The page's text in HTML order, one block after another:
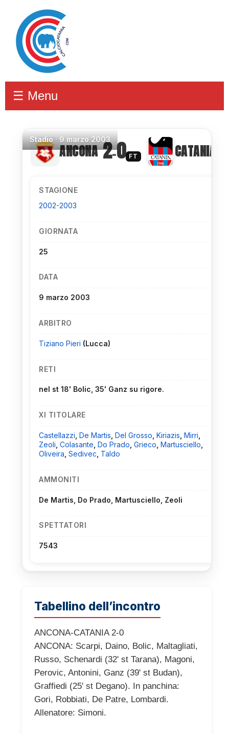
☰ Menu
Stadio·9 marzo 2003
ANCONA 2–0 FT CATANIA
STAGIONE
2002-2003
GIORNATA
25
DATA
9 marzo 2003
ARBITRO
Tiziano Pieri (Lucca)
RETI
nel st 18' Bolic, 35' Ganz su rigore.
XI TITOLARE
Castellazzi De Martis Del Grosso Kiriazis Mirri
Zeoli Colasante Do Prado Grieco Martusciello
Oliveira Sedivec Taldo
AMMONITI
De Martis, Do Prado, Martusciello, Zeoli
SPETTATORI
7543
Tabellino dell’incontro
ANCONA-CATANIA 2-0
ANCONA: Scarpi, Daino, Bolic, Maltagliati,
Russo, Schenardi (32' st Tarana), Magoni,
Perovic, Antonini, Ganz (39' st Budan),
Graffiedi (25' st Degano). In panchina:
Gori, Robbiati, De Patre, Lombardi.
Allenatore: Simoni.